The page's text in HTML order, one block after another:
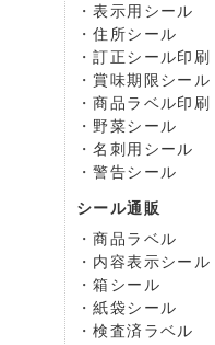
表示用シール
住所シール
訂正シール印刷
賞味期限シール
商品ラベル印刷
野菜シール
名刺用シール
警告シール
シール通販
商品ラベル
内容表示シール
箱シール
紙袋シール
検査済ラベル